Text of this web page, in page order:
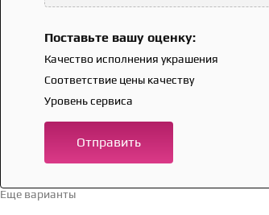
Поставьте вашу оценку:
Качество исполнения украшения
Соответствие цены качеству
Уровень сервиса
Отправить
Еще варианты